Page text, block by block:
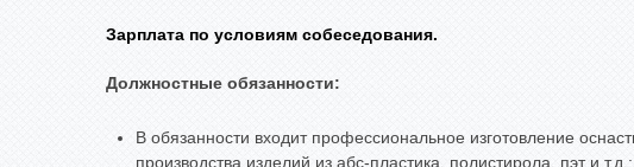
Зарплата по условиям собеседования.
Должностные обязанности:
В обязанности входит профессиональное изготовление
производства изделий из абс-пластика, полистирола, пэт и т.д.: